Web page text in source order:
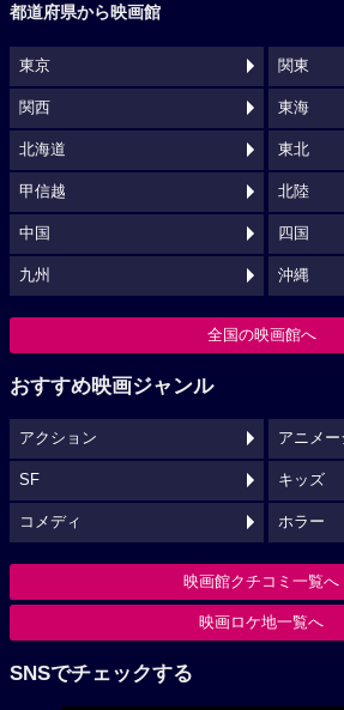
都道府県から映画館
東京 関東
関西 東海
北海道 東北
甲信越 北陸
中国 四国
九州 沖縄
全国の映画館へ
おすすめ映画ジャンル
アクション アニメー
SF キッズ
コメディ ホラー
映画館クチコミ一覧へ
映画ロケ地一覧へ
SNSでチェックする